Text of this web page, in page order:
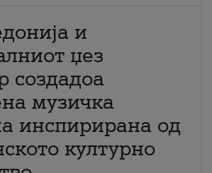
и
џез
создадоа
музичка
инспирирана од
културно